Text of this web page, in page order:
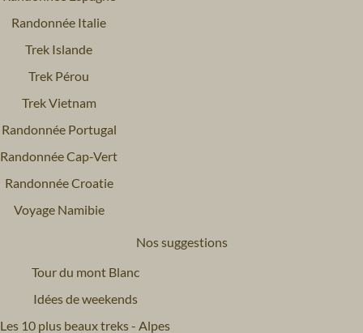
Randonnée Italie
Trek Islande
Trek Pérou
Trek Vietnam
Randonnée Portugal
Randonnée Cap-Vert
Randonnée Croatie
Voyage Namibie
Nos suggestions
Tour du mont Blanc
Idées de weekends
Les 10 plus beaux treks - Alpes